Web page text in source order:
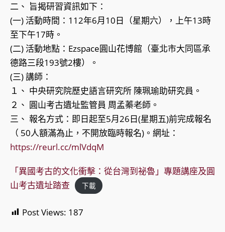
二、 旨揭研習資訊如下：
(一) 活動時間：112年6月10日（星期六），上午13時
至下午17時。
(二) 活動地點：Ezspace圓山花博館（臺北市大同區承
德路三段193號2樓）。
(三) 講師：
１、 中央研究院歷史語言研究所 陳珮瑜助研究員。
２、 圓山考古遺址監管員 周孟蓁老師。
三、 報名方式：即日起至5月26日(星期五)前完成報名
（ 50人額滿為止，不開放臨時報名)。網址：
https://reurl.cc/mlVdqM
「異國考古的文化衝擊：從台灣到祕魯」專題講座及圓
山考古遺址踏查
下載
Post Views: 187